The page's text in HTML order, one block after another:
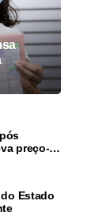
preço-
Estado